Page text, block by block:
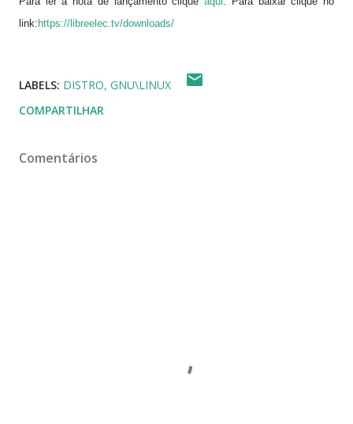
link: https://libreelec.tv/downloads/
LABELS: DISTRO GNU\LINUX
COMPARTILHAR
Comentários